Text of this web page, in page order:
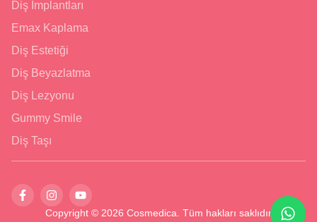
Diş İmplantları
Emax Kaplama
Diş Estetiği
Diş Beyazlatma
Diş Lezyonu
Gummy Smile
Diş Taşı
Copyright © 2026 Cosmedica. Tüm hakları saklıdır